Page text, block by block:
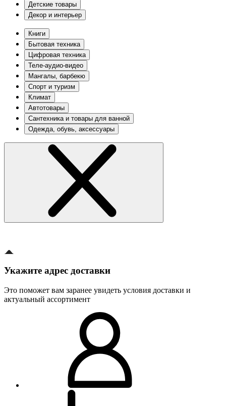
Детские товары
Декор и интерьер
Книги
Бытовая техника
Цифровая техника
Теле-аудио-видео
Мангалы, барбекю
Спорт и туризм
Климат
Автотовары
Сантехника и товары для ванной
Одежда, обувь, аксессуары
Укажите адрес доставки
Это поможет вам заранее увидеть условия доставки и
актуальный ассортимент